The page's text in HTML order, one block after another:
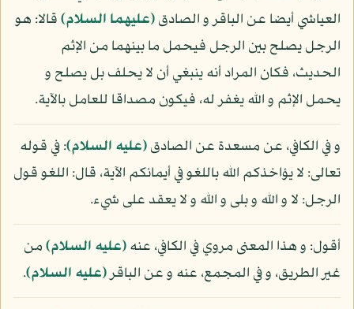
العياشي أيضا عن الباقر و الصادق(عليهما السلام)قالا: هو
الرجل يصلح بين الرجل فيحمل ما بينهما من الإثم
الحديث، فكان المراد أنه ينبغي أن لا يحلف بل يصلح و
يحمل الإثم و الله يغفر له، فيكون مصداقا للعامل بالآية.
و في الكافي، عن مسعدة عن الصادق(عليه السلام): في قوله
تعالى: لا يؤاخذكم الله باللغو في أيمانكم الآية، قال: اللغو قول
الرجل: لا و الله و بلى و الله و لا يعقد على شيء.
أقول: و هذا المعنى مروي في الكافي، عنه(عليه السلام)من
غير الطريق، و في المجمع، عنه و عن الباقر(عليه السلام).